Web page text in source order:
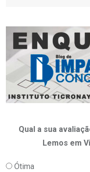
Qual a sua
Lemos em
Ótima